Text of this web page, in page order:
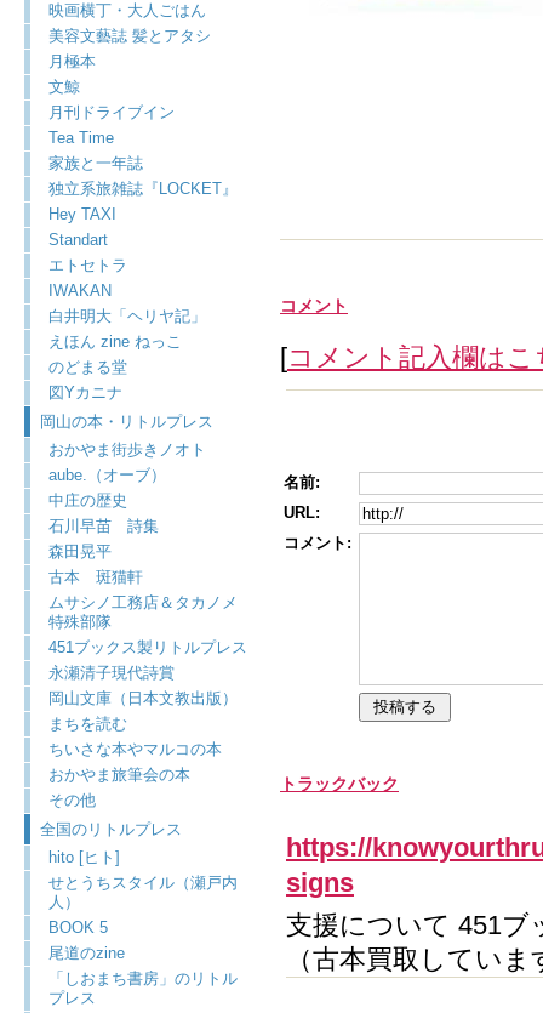
映画横丁・大人ごはん
美容文藝誌 髪とアタシ
月極本
文鯨
月刊ドライブイン
Tea Time
家族と一年誌
独立系旅雑誌『LOCKET』
Hey TAXI
Standart
エトセトラ
IWAKAN
白井明大「ヘリヤ記」
えほん zine ねっこ
のどまる堂
図Yカニナ
岡山の本・リトルプレス
おかやま街歩きノオト
aube.（オーブ）
中庄の歴史
石川早苗 詩集
森田晃平
古本 斑猫軒
ムサシノ工務店＆タカノメ
特殊部隊
451ブックス製リトルプレス
永瀬清子現代詩賞
岡山文庫（日本文教出版）
まちを読む
ちいさな本やマルコの本
おかやま旅筆会の本
その他
全国のリトルプレス
hito [ヒト]
せとうちスタイル（瀬戸内
人）
BOOK 5
尾道のzine
「しおまち書房」のリトル
プレス
コメント
[コメント記入欄はこ
名前:
URL:
コメント:
トラックバック
https://
signs
支援について 451ブ
（古本買取していま